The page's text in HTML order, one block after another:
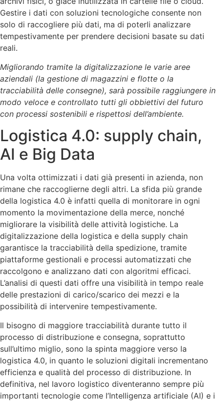
Gestire i dati con soluzioni tecnologiche consente non
solo di raccogliere più dati, ma di poterli analizzare
tempestivamente per prendere decisioni basate su dati
reali.
Migliorando tramite la digitalizzazione le varie aree
aziendali (la gestione di magazzini e flotte o la
tracciabilità delle consegne), sarà possibile raggiungere in
modo veloce e controllato tutti gli obbiettivi del futuro
con processi sostenibili e rispettosi dell’ambiente.
Logistica 4.0: supply chain,
AI e Big Data
Una volta ottimizzati i dati già presenti in azienda, non
rimane che raccoglierne degli altri. La sfida più grande
della logistica 4.0 è infatti quella di monitorare in ogni
momento la movimentazione della merce, nonché
migliorare la visibilità delle attività logistiche. La
digitalizzazione della logistica e della supply chain
garantisce la tracciabilità della spedizione, tramite
piattaforme gestionali e processi automatizzati che
raccolgono e analizzano dati con algoritmi efficaci.
L’analisi di questi dati offre una visibilità in tempo reale
delle prestazioni di carico/scarico dei mezzi e la
possibilità di intervenire tempestivamente.
Il bisogno di maggiore tracciabilità durante tutto il
processo di distribuzione e consegna, soprattutto
sull’ultimo miglio, sono la spinta maggiore verso la
logistica 4.0, in quanto le soluzioni digitali incrementano
efficienza e qualità del processo di distribuzione. In
definitiva, nel lavoro logistico diventeranno sempre più
importanti tecnologie come l’Intelligenza artificiale (AI) e i